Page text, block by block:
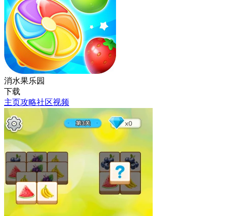
消水果乐园
下载
主页攻略社区视频